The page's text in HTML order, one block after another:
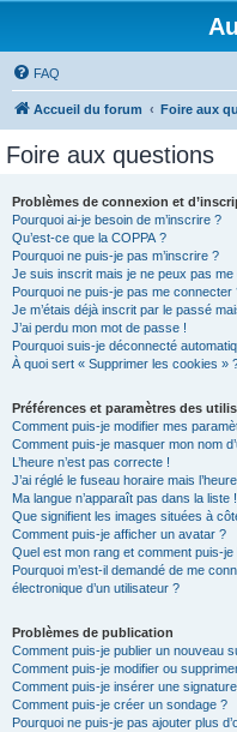
FAQ
Accueil du forum Foire aux
Foire aux questions
Problèmes de connexion et
Pourquoi ai-je besoin de m’inscrire ?
Qu’est-ce que la COPPA ?
Pourquoi ne puis-je pas m’inscrire ?
Je suis inscrit mais je ne peux pas me
Pourquoi ne puis-je pas me connecter
Je m’étais déjà inscrit par le passé
J’ai perdu mon mot de passe !
Pourquoi suis-je déconnecté
À quoi sert « Supprimer les cookies »
Préférences et paramètres des
Comment puis-je modifier mes
Comment puis-je masquer mon nom
L’heure n’est pas correcte !
J’ai réglé le fuseau horaire mais
Ma langue n’apparaît pas dans la liste !
Que signifient les images situées à
Comment puis-je afficher un avatar ?
Quel est mon rang et comment puis-je
Pourquoi m’est-il demandé de me
électronique d’un utilisateur ?
Problèmes de publication
Comment puis-je publier un nouveau
Comment puis-je modifier ou
Comment puis-je insérer une
Comment puis-je créer un sondage ?
Pourquoi ne puis-je pas ajouter plus